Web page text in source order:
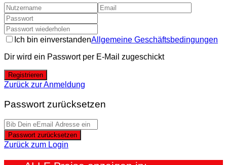
Ich bin einverstandenAllgemeine Geschäftsbedingungen
Dir wird ein Passwort per E-Mail zugeschickt
Registrieren
Zurück zur Anmeldung
Passwort zurücksetzen
Passwort zurücksetzen
Zurück zum Login